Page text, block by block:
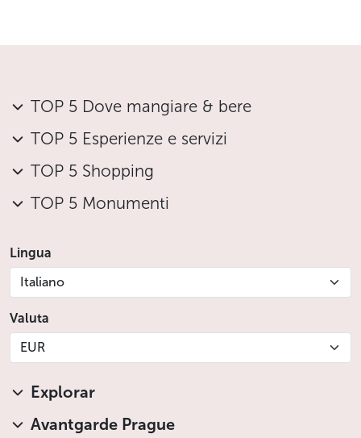
TOP 5 Dove mangiare & bere
TOP 5 Esperienze e servizi
TOP 5 Shopping
TOP 5 Monumenti
Lingua
Italiano
Valuta
EUR
Explorar
Avantgarde Prague